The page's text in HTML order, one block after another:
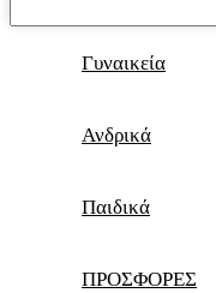
Γυναικεία
Ανδρικά
Παιδικά
ΠΡΟΣΦΟΡΕΣ